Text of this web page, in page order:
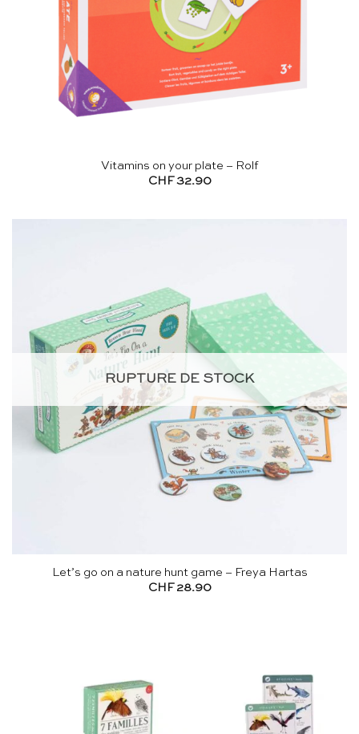
Vitamins on your plate – Rolf
CHF 32.90
RUPTURE DE STOCK
Let’s go on a nature hunt game – Freya Hartas
CHF 28.90